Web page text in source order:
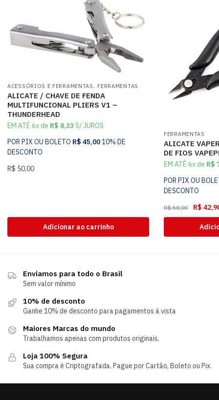
ACESSÓRIOS E FERRAMENTAS , FERRAMENTAS
ALICATE / CHAVE DE FENDA
MULTIFUNCIONAL PLIERS V1 –
THUNDERHEAD
EM ATÉ 6x de R$ 8,33 S/ JUROS
POR PIX OU BOLETO R$ 45,0010% DE
DESCONTO
R$ 50,00
Adicionar ao carrinho
FERRAMENTAS
ALICATE
DE FIOS
EM ATÉ 6x de R$
POR PIX OU
DESCONTO
R$50,00 R$
Enviamos para todo o Brasil
Sem valor mínimo
10% de desconto
Ganhe 10% de desconto para pagamentos á vista
Maiores Marcas do mundo
Trabalhamos apenas com produtos originais.
Loja 100% Segura
Sua compra é Criptografada. Pague por Cartão, Boleto ou Pix.